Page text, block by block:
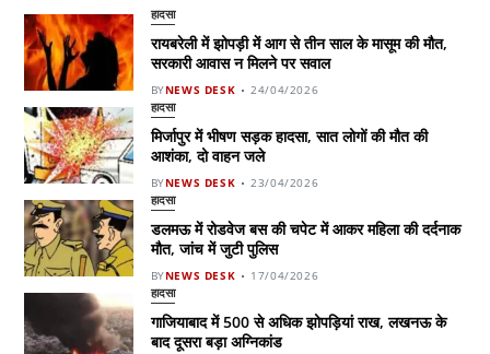
हादसा
रायबरेली में झोपड़ी में आग से तीन साल के मासूम की मौत,
सरकारी आवास न मिलने पर सवाल
BYNEWS DESK 24/04/2026
हादसा
मिर्जापुर में भीषण सड़क हादसा, सात लोगों की मौत की
आशंका, दो वाहन जले
BYNEWS DESK 23/04/2026
हादसा
डलमऊ में रोडवेज बस की चपेट में आकर महिला की दर्दनाक
मौत, जांच में जुटी पुलिस
BYNEWS DESK 17/04/2026
हादसा
गाजियाबाद में 500 से अधिक झोपड़ियां राख, लखनऊ के
बाद दूसरा बड़ा अग्निकांड